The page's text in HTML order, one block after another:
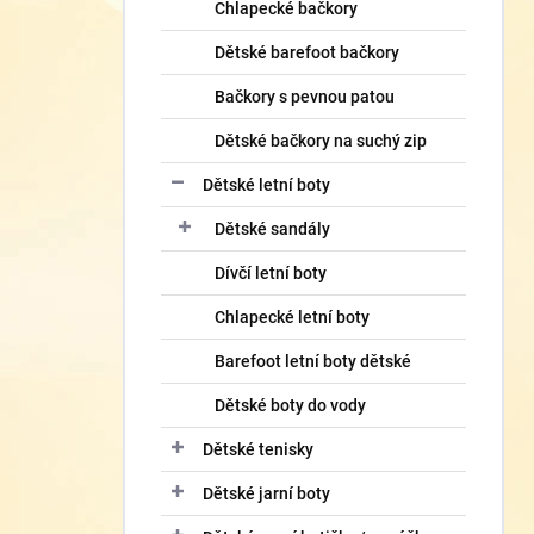
Chlapecké bačkory
Dětské barefoot bačkory
Bačkory s pevnou patou
Dětské bačkory na suchý zip
Dětské letní boty
Dětské sandály
Dívčí letní boty
Chlapecké letní boty
Barefoot letní boty dětské
Dětské boty do vody
Dětské tenisky
Dětské jarní boty